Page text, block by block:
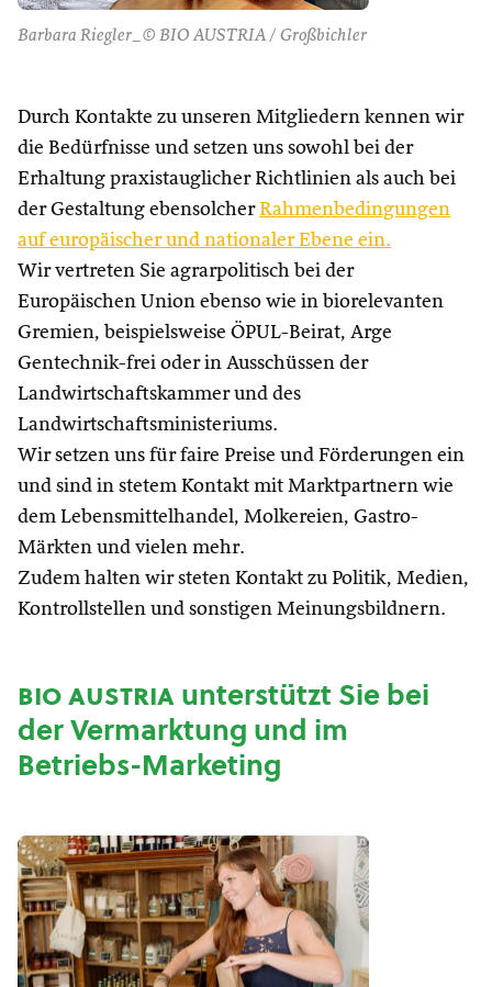
Barbara Riegler_© BIO AUSTRIA / Großbichler
Durch Kontakte zu unseren Mitgliedern kennen wir
die Bedürfnisse und setzen uns sowohl bei der
Erhaltung praxistauglicher Richtlinien als auch bei
der Gestaltung ebensolcher Rahmenbedingungen
auf europäischer und nationaler Ebene ein.
Wir vertreten Sie agrarpolitisch bei der
Europäischen Union ebenso wie in biorelevanten
Gremien, beispielsweise ÖPUL-Beirat, Arge
Gentechnik-frei oder in Ausschüssen der
Landwirtschaftskammer und des
Landwirtschaftsministeriums.
Wir setzen uns für faire Preise und Förderungen ein
und sind in stetem Kontakt mit Marktpartnern wie
dem Lebensmittelhandel, Molkereien, Gastro-
Märkten und vielen mehr.
Zudem halten wir steten Kontakt zu Politik, Medien,
Kontrollstellen und sonstigen Meinungsbildnern.
bio austriaunterstützt Sie bei
der Vermarktung und im
Betriebs-Marketing